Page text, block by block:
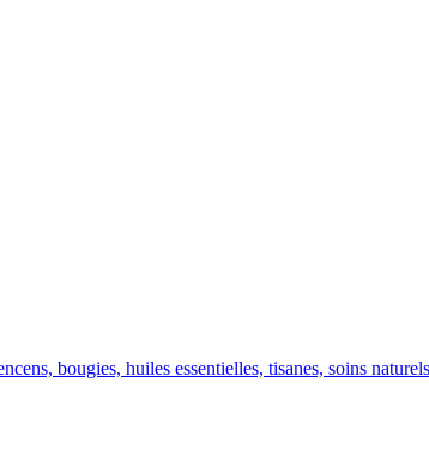
bougies, huiles essentielles, tisanes, soins